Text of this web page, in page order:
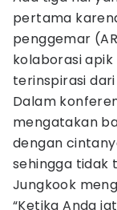
pertama
penggemar
kolaborasi
terinspirasi
Dalam
mengatakan
dengan
sehingga tidak
Jungkook
“Ketika Anda